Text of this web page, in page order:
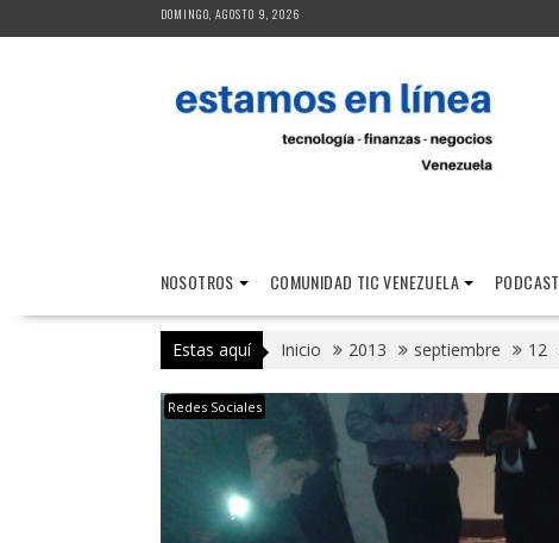
al
DOMINGO, AGOSTO 9, 2026
NOSOTROS COMUNIDAD TIC VENEZUELA PODCAST
Estas aquí Inicio 2013 septiembre 12
Redes Sociales